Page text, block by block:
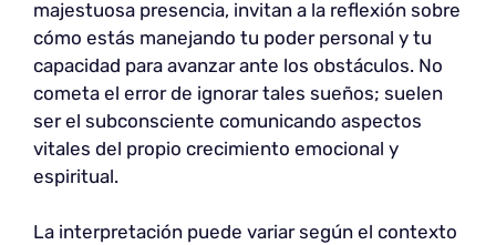
majestuosa presencia, invitan a la reflexión sobre
cómo estás manejando tu poder personal y tu
capacidad para avanzar ante los obstáculos. No
cometa el error de ignorar tales sueños; suelen
ser el subconsciente comunicando aspectos
vitales del propio crecimiento emocional y
espiritual.
La interpretación puede variar según el contexto